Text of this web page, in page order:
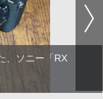
、ソニー「RX